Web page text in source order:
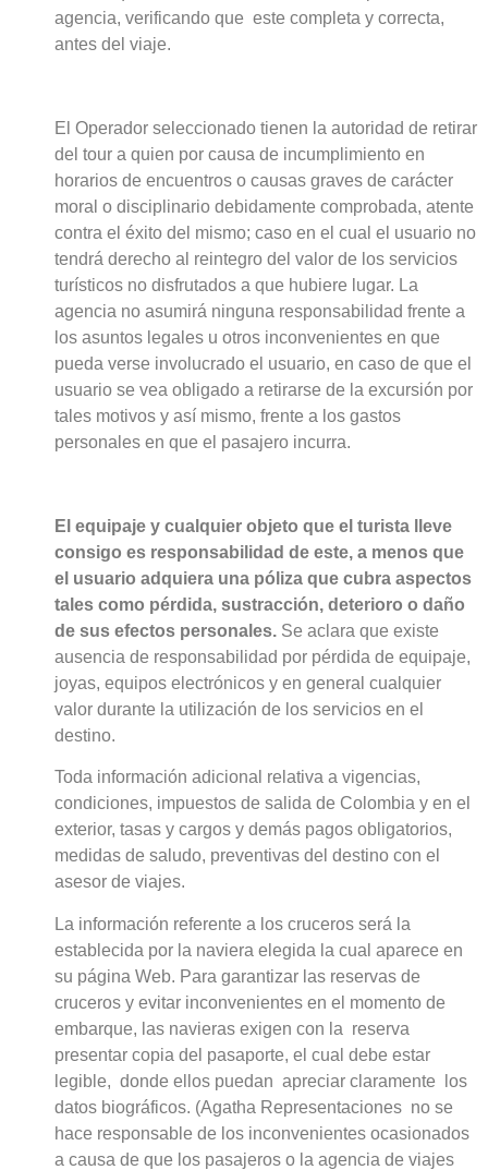
agencia, verificando que este completa y correcta,
antes del viaje.
El Operador seleccionado tienen la autoridad de retirar
del tour a quien por causa de incumplimiento en
horarios de encuentros o causas graves de carácter
moral o disciplinario debidamente comprobada, atente
contra el éxito del mismo; caso en el cual el usuario no
tendrá derecho al reintegro del valor de los servicios
turísticos no disfrutados a que hubiere lugar. La
agencia no asumirá ninguna responsabilidad frente a
los asuntos legales u otros inconvenientes en que
pueda verse involucrado el usuario, en caso de que el
usuario se vea obligado a retirarse de la excursión por
tales motivos y así mismo, frente a los gastos
personales en que el pasajero incurra.
El equipaje y cualquier objeto que el turista lleve
consigo es responsabilidad de este, a menos que
el usuario adquiera una póliza que cubra aspectos
tales como pérdida, sustracción, deterioro o daño
de sus efectos personales. Se aclara que existe
ausencia de responsabilidad por pérdida de equipaje,
joyas, equipos electrónicos y en general cualquier
valor durante la utilización de los servicios en el
destino.
Toda información adicional relativa a vigencias,
condiciones, impuestos de salida de Colombia y en el
exterior, tasas y cargos y demás pagos obligatorios,
medidas de saludo, preventivas del destino con el
asesor de viajes.
La información referente a los cruceros será la
establecida por la naviera elegida la cual aparece en
su página Web. Para garantizar las reservas de
cruceros y evitar inconvenientes en el momento de
embarque, las navieras exigen con la reserva
presentar copia del pasaporte, el cual debe estar
legible, donde ellos puedan apreciar claramente los
datos biográficos. (Agatha Representaciones no se
hace responsable de los inconvenientes ocasionados
a causa de que los pasajeros o la agencia de viajes